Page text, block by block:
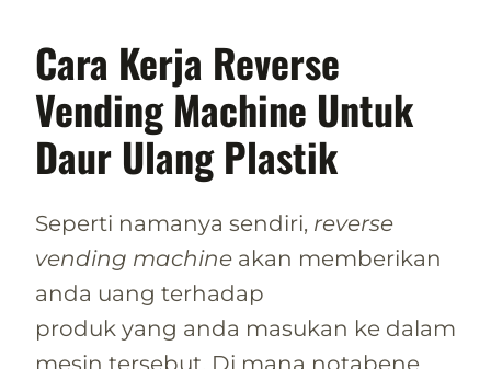
Cara Kerja Reverse
Vending Machine Untuk
Daur Ulang Plastik
Seperti namanya sendiri, reverse
vending machine akan memberikan
anda uang terhadap
produk yang anda masukan ke dalam
mesin tersebut. Di mana notabene